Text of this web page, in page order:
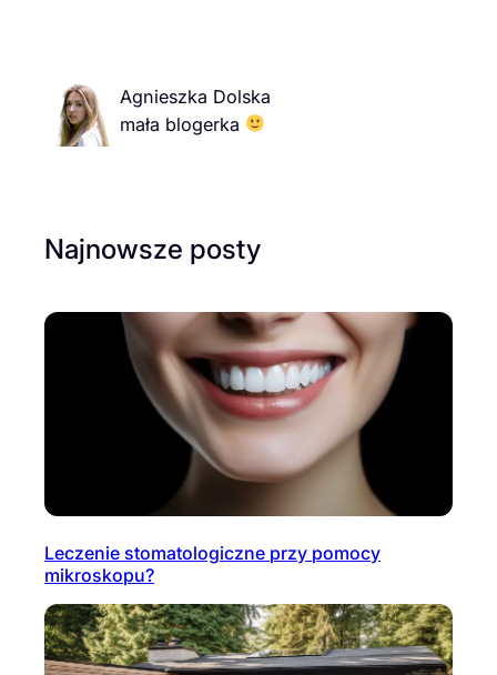
Agnieszka Dolska
mała blogerka
Najnowsze posty
Leczenie stomatologiczne przy pomocy
mikroskopu?